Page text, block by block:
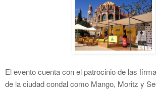
El evento cuenta con el patrocinio de las
de la ciudad condal como Mango, Moritz y